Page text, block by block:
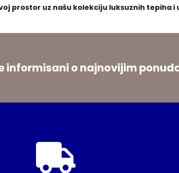
prostor uz našu kolekciju luksuznih tepiha
informisani o najnovijim